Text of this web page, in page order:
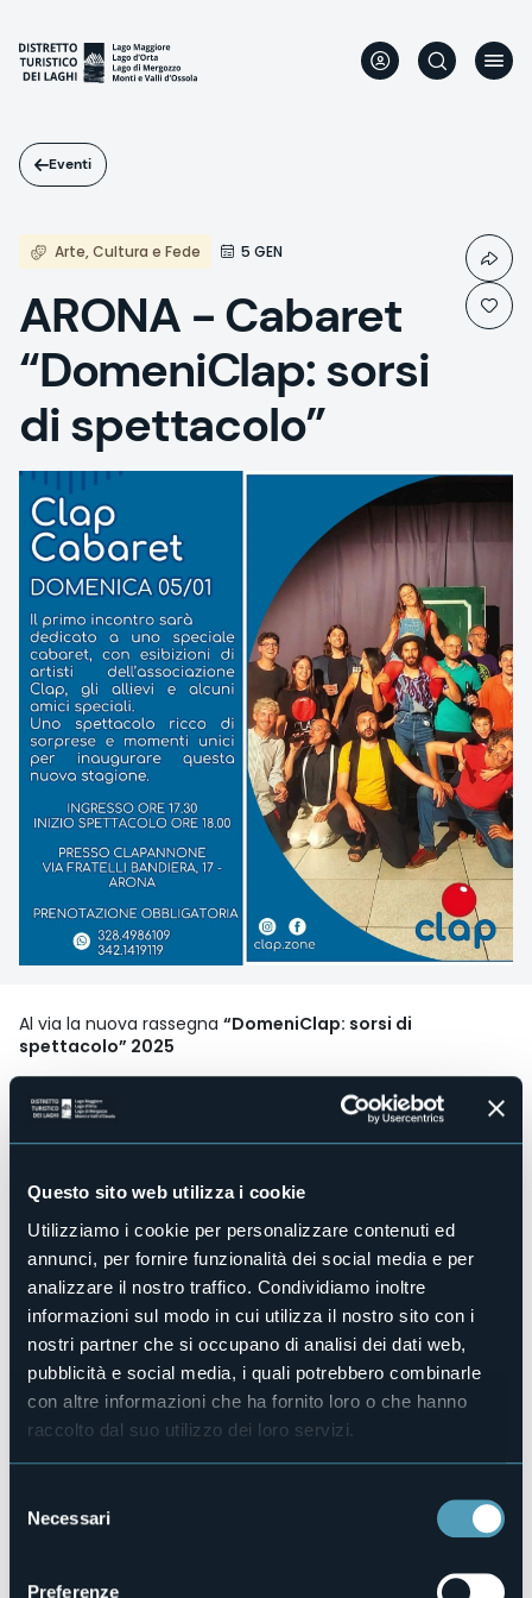
Questo sito web utilizza i cookie
Utilizziamo i cookie per personalizzare contenuti ed
annunci, per fornire funzionalità dei social media e per
analizzare il nostro traffico. Condividiamo inoltre
informazioni sul modo in cui utilizza il nostro sito con i
nostri partner che si occupano di analisi dei dati web,
pubblicità e social media, i quali potrebbero combinarle
con altre informazioni che ha fornito loro o che hanno
raccolto dal suo utilizzo dei loro servizi.
delNecessari
Preferenze
contenuto
principale
Eventi
Arte, Cultura e Fede 5 GEN
ARONA - Cabaret
“DomeniClap: sorsi
di spettacolo”
Al via la nuova rassegna “DomeniClap: sorsi di
spettacolo” 2025
ritorna la rassegna:
“DomeniClap: sorsi di spettacolo”
una serie di appuntamenti pensati per portare emozioni,
La rassegna si apriràdomenica 5 gennaio alle ore 18.00
protagonisti artisti di diverse discipline pronti a stupirvi con
performance indimenticabili.
Un evento unico, per tutti gli amanti dello spettacolo.
Prenotazioni obbligatorie al +39 342.1419119 e al +39
328.4986109 (posti limitati)
Organizzatore
Clap
Clapannone - Via Fratelli Bandiera 17
+39 342 1419119 | +39 328 4986109
info@clap.zone